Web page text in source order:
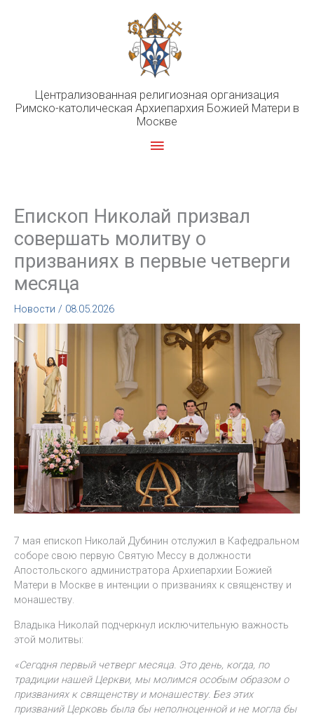
Централизованная религиозная организация
Римско-католическая Архиепархия Божией Матери в
Москве
Главное
Епископ Николай призвал
совершать молитву о
призваниях в первые четверги
месяца
Новости / 08.05.2026
7 мая епископ Николай Дубинин отслужил в Кафедральном
соборе свою первую Святую Мессу в должности
Апостольского администратора Архиепархии Божией
Матери в Москве в интенции о призваниях к священству и
монашеству.
Владыка Николай подчеркнул исключительную важность
этой молитвы:
«Сегодня первый четверг месяца. Это день, когда, по
традиции нашей Церкви, мы молимся особым образом о
призваниях к священству и монашеству. Без этих
призваний Церковь была бы неполноценной и не могла бы